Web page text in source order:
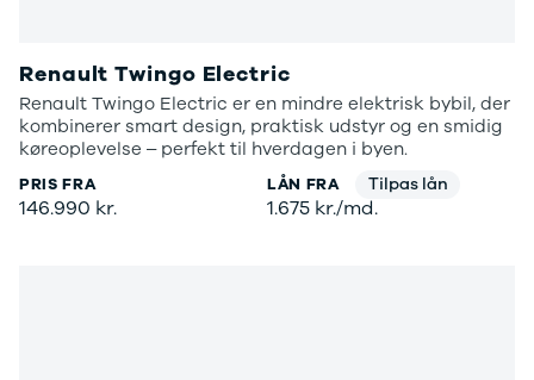
Renault Twingo Electric
Renault Twingo Electric er en mindre elektrisk bybil, der
kombinerer smart design, praktisk udstyr og en smidig
køreoplevelse – perfekt til hverdagen i byen.
PRIS FRA
146.990 kr.
LÅN FRA Tilpas lån
1.675 kr./md.